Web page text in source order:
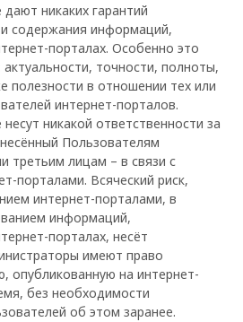
никаких гарантий
содержания информаций,
порталах. Особенно это
точности, полноты,
полезности в отношении тех или
интернет-порталов.
никакой ответственности за
Пользователям
третьим лицам – в связи с
порталами. Всяческий риск,
интернет-порталами, в
информаций,
порталах, несёт
имеют право
опубликованную на интернет-
без необходимости
об этом заранее.